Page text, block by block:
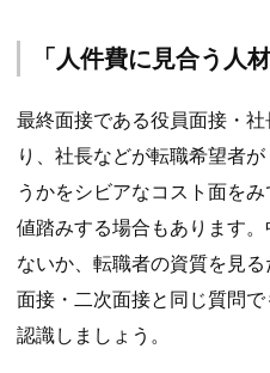
「人件費に見合う人
最終面接である役員面接・
り、社長などが転職希望者
うかをシビアなコスト面を
値踏みする場合もあります
ないか、転職者の資質を見
面接・二次面接と同じ質問
認識しましょう。